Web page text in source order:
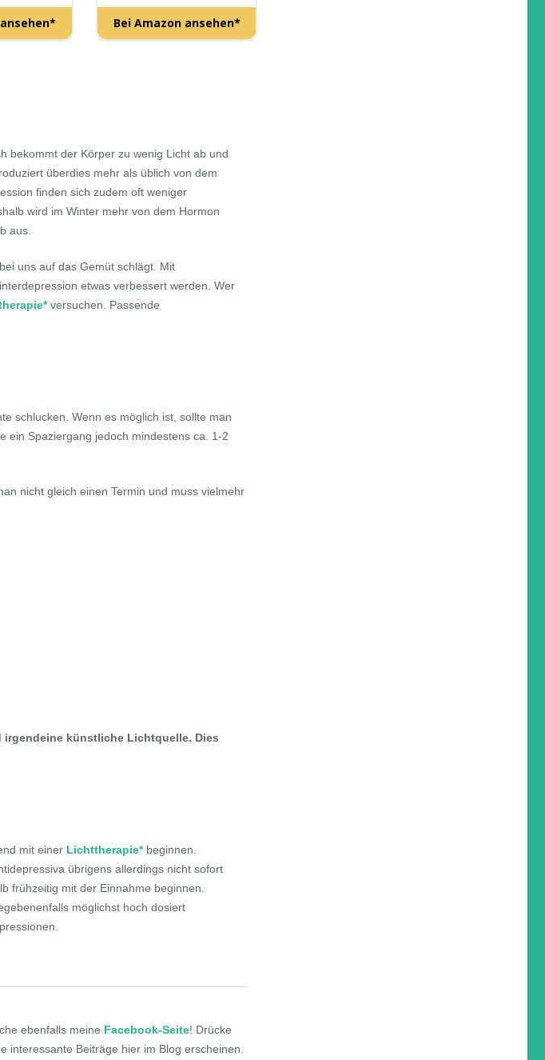
Bei Amazon ansehen*
bekommt der Körper zu wenig Licht ab und
überdies mehr als üblich von dem
finden sich zudem oft weniger
wird im Winter mehr von dem Hormon
aus.
uns auf das Gemüt schlägt. Mit
etwas verbessert werden. Wer
versuchen. Passende
schlucken. Wenn es möglich ist, sollte man
ein Spaziergang jedoch mindestens ca. 1-2
nicht gleich einen Termin und muss vielmehr
künstliche Lichtquelle. Dies
mit einer Lichttherapie*beginnen.
übrigens allerdings nicht sofort
frühzeitig mit der Einnahme beginnen.
möglichst hoch dosiert
ebenfalls meine Facebook-Seite! Drücke
interessante Beiträge hier im Blog erscheinen.